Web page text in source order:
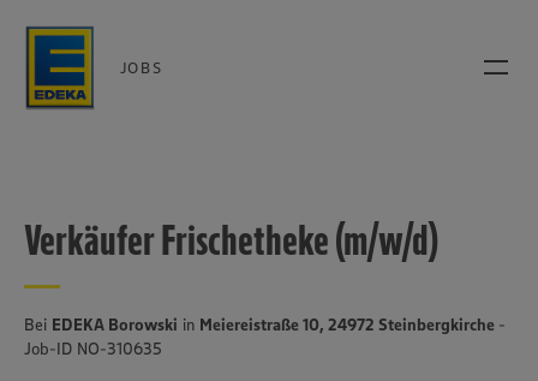
JOBS
Verkäufer Frischetheke (m/w/d)
Bei EDEKA Borowski in Meiereistraße 10, 24972 Steinbergkirche -
Job-ID NO-310635